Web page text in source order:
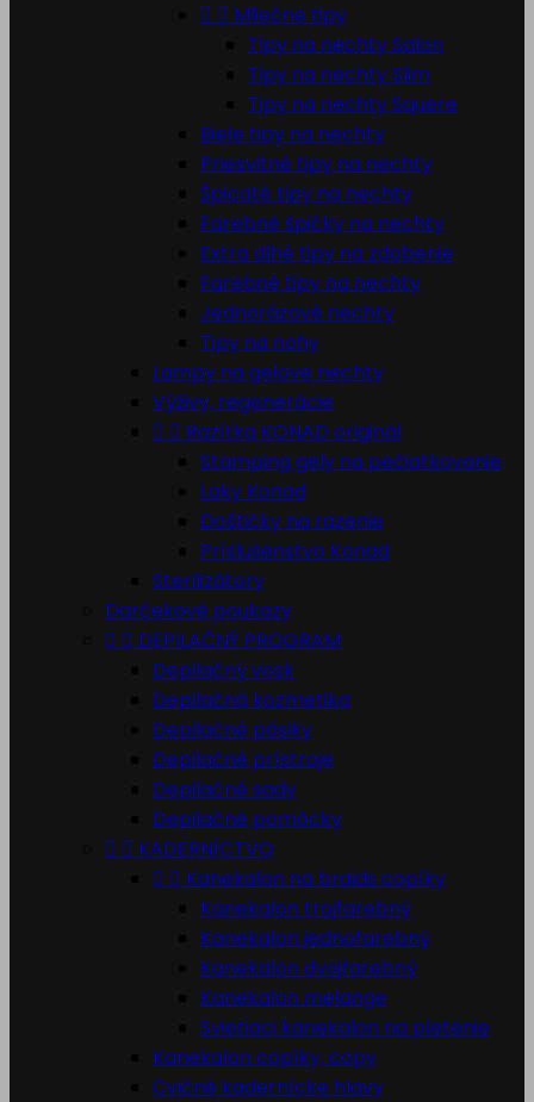
  Mliečne tipy
Tipy na nechty Salon
Tipy na nechty Slim
Tipy na nechty Squere
Biele tipy na nechty
Priesvitné tipy na nechty
Špicaté tipy na nechty
Farebné špičky na nechty
Extra dlhé tipy na zdobenie
Farebné tipy na nechty
Jednorázové nechty
Tipy na nohy
Lampy na gelove nechty
Výživy, regenerácie
  Razítka KONAD originál
Stamping gely na pečiatkovanie
Laky Konad
Doštičky na razenie
Príslušenstvo Konad
Sterilizátory
Darčekové poukazy
  DEPILAČNÝ PROGRAM
Depilačný vosk
Depilačná kozmetika
Depilačné pásiky
Depilačné prístroje
Depilačné sady
Depilačné pomôcky
  KADERNÍCTVO
  Kanekalon na braids copíky
Kanekalon trojfarebný
Kanekalon jednofarebný
Kanekalon dvojfarebný
Kanekalon melange
Svietiaci kanekalon na pletenie
Kanekalon copíky, copy
Cvičné kadernícke hlavy